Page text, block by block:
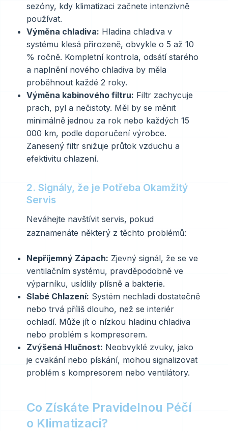
sezóny, kdy klimatizaci začnete intenzivně
používat.
Výměna chladiva: Hladina chladiva v
systému klesá přirozeně, obvykle o 5 až 10
% ročně. Kompletní kontrola, odsátí starého
a naplnění nového chladiva by měla
proběhnout každé 2 roky.
Výměna kabinového filtru: Filtr zachycuje
prach, pyl a nečistoty. Měl by se měnit
minimálně jednou za rok nebo každých 15
000 km, podle doporučení výrobce.
Zanesený filtr snižuje průtok vzduchu a
efektivitu chlazení.
2. Signály, že je Potřeba Okamžitý
Servis
Neváhejte navštívit servis, pokud
zaznamenáte některý z těchto problémů:
Nepříjemný Zápach: Zjevný signál, že se ve
ventilačním systému, pravděpodobně ve
výparníku, usídlily plísně a bakterie.
Slabé Chlazení: Systém nechladí dostatečně
nebo trvá příliš dlouho, než se interiér
ochladí. Může jít o nízkou hladinu chladiva
nebo problém s kompresorem.
Zvýšená Hlučnost: Neobvyklé zvuky, jako
je cvakání nebo pískání, mohou signalizovat
problém s kompresorem nebo ventilátory.
Co Získáte Pravidelnou Péčí
o Klimatizaci?